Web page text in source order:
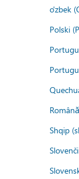
o'zbek
Polski
Shqip